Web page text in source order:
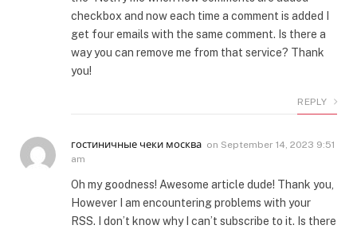
checkbox and now each time a comment is added I
get four emails with the same comment. Is there a
way you can remove me from that service? Thank
you!
REPLY
гостиничные чеки москва on September 14, 2023 9:51
am
Oh my goodness! Awesome article dude! Thank you,
However I am encountering problems with your
RSS. I don’t know why I can’t subscribe to it. Is there